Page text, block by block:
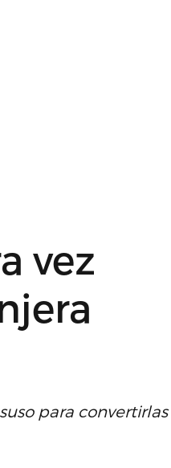
vez
para convertirlas